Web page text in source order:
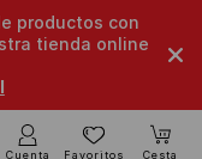
productos con
tienda online
Cuenta Favoritos Cesta